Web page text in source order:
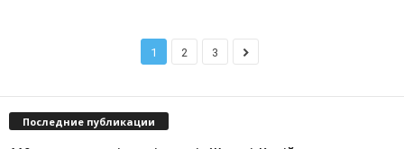
1 2 3
Последние публикации